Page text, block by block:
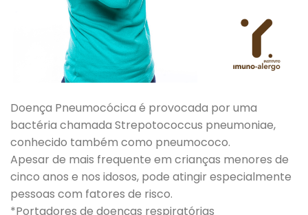
Doença Pneumocócica é provocada por uma
bactéria chamada Strepotococcus pneumoniae,
conhecido também como pneumococo.
Apesar de mais frequente em crianças menores de
cinco anos e nos idosos, pode atingir especialmente
pessoas com fatores de risco.
*Portadores de doenças respiratórias